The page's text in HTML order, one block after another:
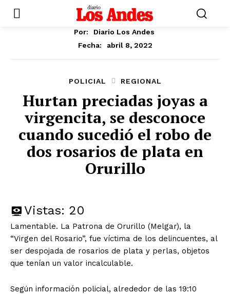
Por:
Diario Los Andes
Fecha:
abril 8, 2022
POLICIAL REGIONAL
Hurtan preciadas joyas a
virgencita, se desconoce
cuando sucedió el robo de
dos rosarios de plata en
Orurillo
Vistas: 20
Lamentable. La Patrona de Orurillo (Melgar), la
“Virgen del Rosario”, fue víctima de los delincuentes, al
ser despojada de rosarios de plata y perlas, objetos
que tenían un valor incalculable.
Según información policial, alrededor de las 19:10